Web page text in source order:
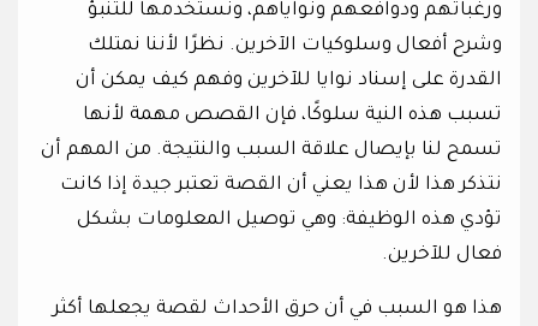
ورغباتهم ودوافعهم ونواياهم، ونستخدمها للتنبؤ
وشرح أفعال وسلوكيات الآخرين. نظرًا لأننا نمتلك
القدرة على إسناد نوايا للآخرين وفهم كيف يمكن أن
تسبب هذه النية سلوكًا، فإن القصص مهمة لأنها
تسمح لنا بإيصال علاقة السبب والنتيجة. من المهم أن
نتذكر هذا لأن هذا يعني أن القصة تعتبر جيدة إذا كانت
تؤدي هذه الوظيفة: وهي توصيل المعلومات بشكل
فعال للآخرين.
هذا هو السبب في أن حرق الأحداث لقصة يجعلها أكثر